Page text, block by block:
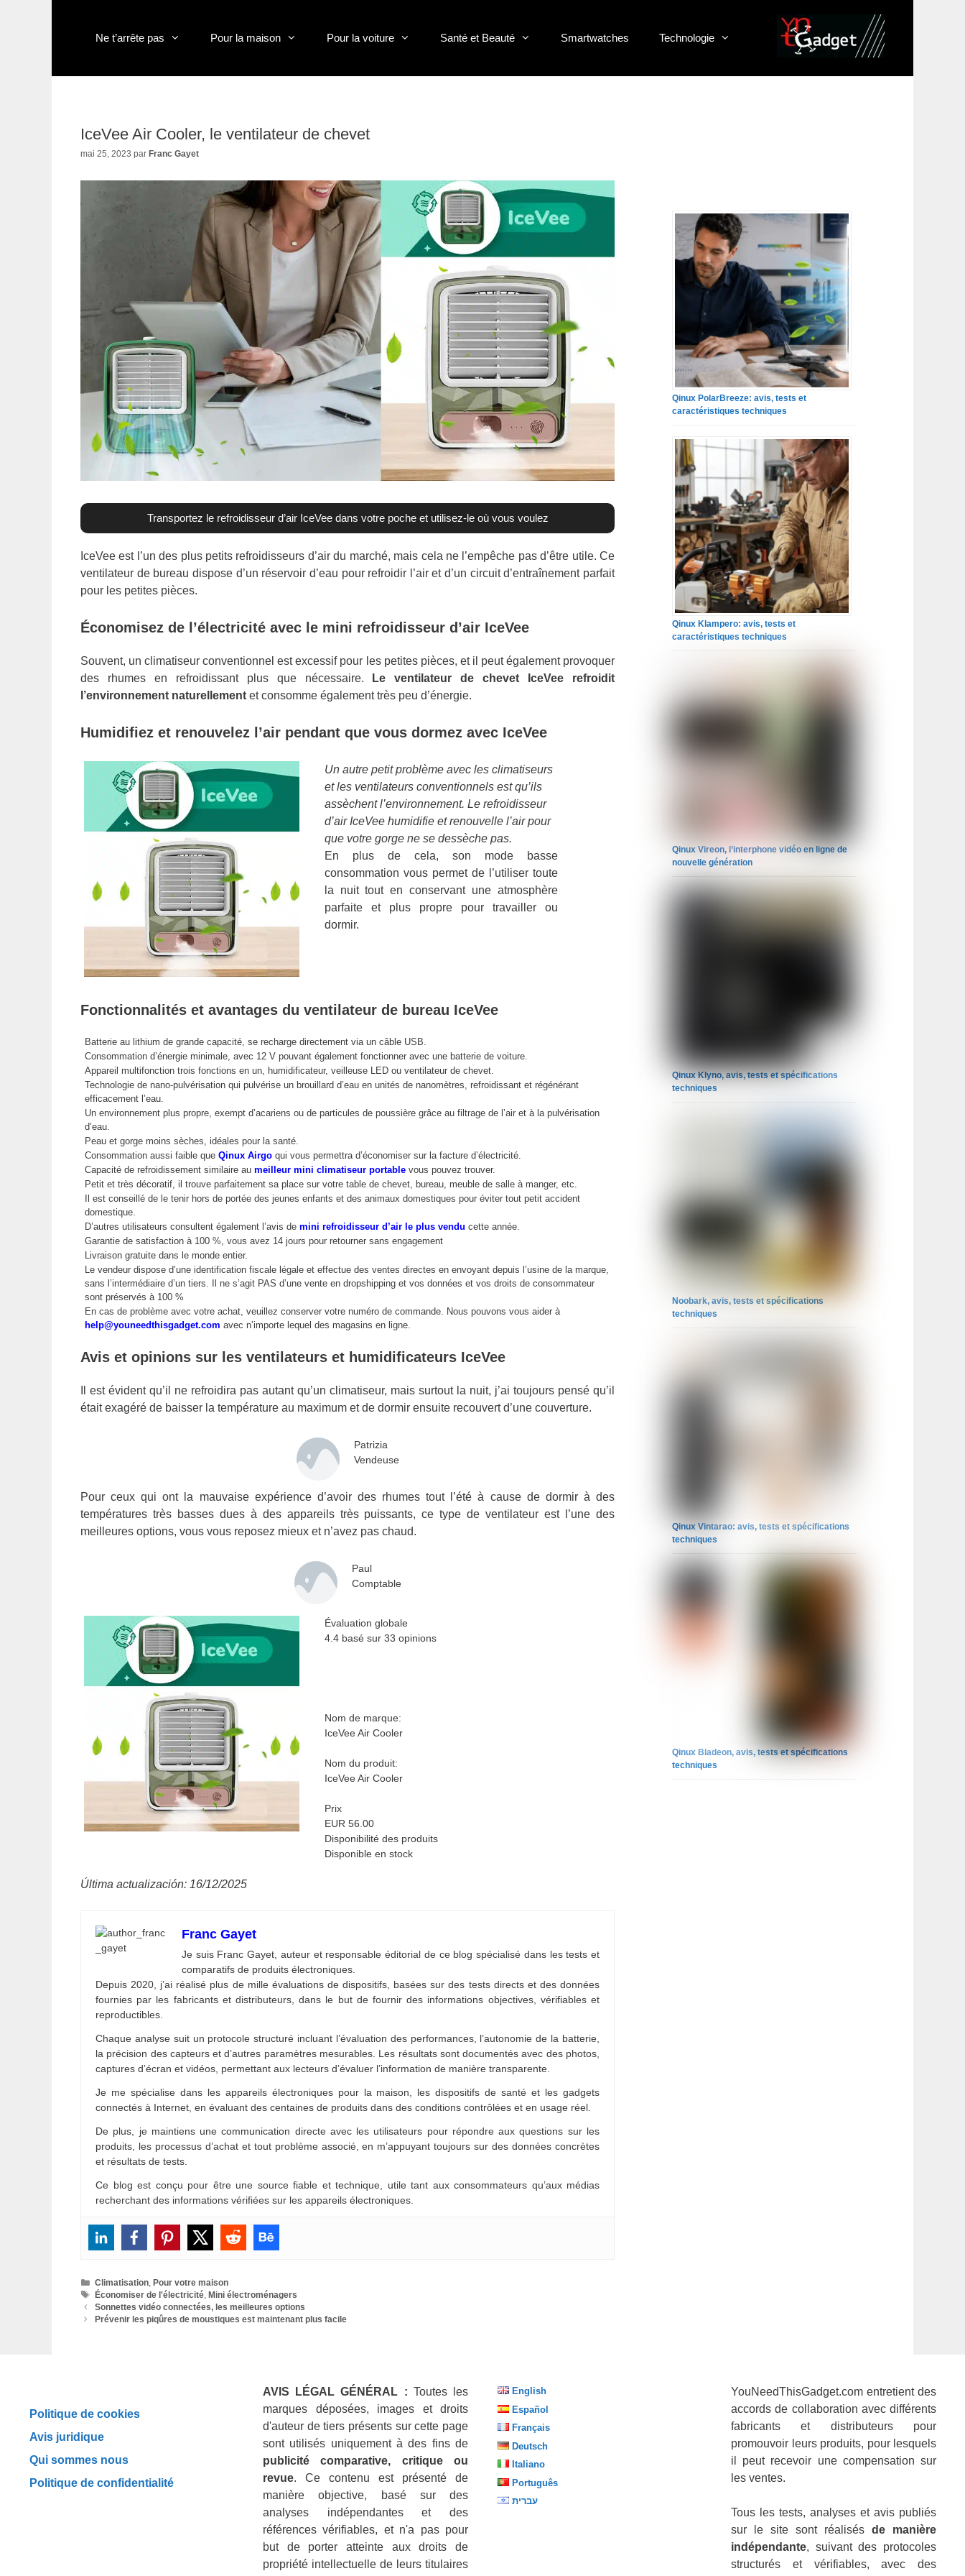
Ne t’arrête pas Pour la maison Pour la voiture Santé et Beauté Smartwatches Technologie
IceVee Air Cooler, le ventilateur de chevet
mai 25, 2023 par Franc Gayet
Transportez le refroidisseur d’air IceVee dans votre poche et utilisez-le où vous voulez
IceVee est l’un des plus petits refroidisseurs d’air du marché, mais cela ne l’empêche pas d’être utile. Ce
ventilateur de bureau dispose d’un réservoir d’eau pour refroidir l’air et d’un circuit d’entraînement parfait
pour les petites pièces.
Économisez de l’électricité avec le mini refroidisseur d’air IceVee
Souvent, un climatiseur conventionnel est excessif pour les petites pièces, et il peut également provoquer
des rhumes en refroidissant plus que nécessaire.
Le ventilateur de chevet IceVee refroidit
l’environnement naturellement et consomme également très peu d’énergie.
Humidifiez et renouvelez l’air pendant que vous dormez avec IceVee
Un autre petit problème avec les climatiseurs
et les ventilateurs conventionnels est qu’ils
assèchent l’environnement. Le refroidisseur
d’air IceVee humidifie et renouvelle l’air pour
que votre gorge ne se dessèche pas.
En plus de cela, son mode basse
consommation vous permet de l’utiliser toute
la nuit tout en conservant une atmosphère
parfaite et plus propre pour travailler ou
dormir.
Fonctionnalités et avantages du ventilateur de bureau IceVee
Batterie au lithium de grande capacité, se recharge directement via un câble USB.
Consommation d’énergie minimale, avec 12 V pouvant également fonctionner avec une batterie de voiture.
Appareil multifonction trois fonctions en un, humidificateur, veilleuse LED ou ventilateur de chevet.
Technologie de nano-pulvérisation qui pulvérise un brouillard d’eau en unités de nanomètres, refroidissant et régénérant
efficacement l’eau.
Un environnement plus propre, exempt d’acariens ou de particules de poussière grâce au filtrage de l’air et à la pulvérisation
d’eau.
Peau et gorge moins sèches, idéales pour la santé.
Consommation aussi faible que Qinux Airgo qui vous permettra d’économiser sur la facture d’électricité.
Capacité de refroidissement similaire au meilleur mini climatiseur portable vous pouvez trouver.
Petit et très décoratif, il trouve parfaitement sa place sur votre table de chevet, bureau, meuble de salle à manger, etc.
Il est conseillé de le tenir hors de portée des jeunes enfants et des animaux domestiques pour éviter tout petit accident
domestique.
D’autres utilisateurs consultent également l’avis de mini refroidisseur d’air le plus vendu cette année.
Garantie de satisfaction à 100 %, vous avez 14 jours pour retourner sans engagement
Livraison gratuite dans le monde entier.
Le vendeur dispose d’une identification fiscale légale et effectue des ventes directes en envoyant depuis l’usine de la marque,
sans l’intermédiaire d’un tiers. Il ne s’agit PAS d’une vente en dropshipping et vos données et vos droits de consommateur
sont préservés à 100 %
En cas de problème avec votre achat, veuillez conserver votre numéro de commande. Nous pouvons vous aider à
help@youneedthisgadget.com avec n’importe lequel des magasins en ligne.
Avis et opinions sur les ventilateurs et humidificateurs IceVee
Il est évident qu’il ne refroidira pas autant qu’un climatiseur, mais surtout la nuit, j’ai toujours pensé qu’il
était exagéré de baisser la température au maximum et de dormir ensuite recouvert d’une couverture.
Patrizia
Vendeuse
Pour ceux qui ont la mauvaise expérience d’avoir des rhumes tout l’été à cause de dormir à des
températures très basses dues à des appareils très puissants, ce type de ventilateur est l’une des
meilleures options, vous vous reposez mieux et n’avez pas chaud.
Paul
Comptable
Évaluation globale
4.4 basé sur 33 opinions
Nom de marque:
IceVee Air Cooler
Nom du produit:
IceVee Air Cooler
Prix
EUR 56.00
Disponibilité des produits
Disponible en stock
Última actualización: 16/12/2025
Franc Gayet
Je suis Franc Gayet, auteur et responsable éditorial de ce blog spécialisé dans les tests et
comparatifs de produits électroniques.
Depuis 2020, j’ai réalisé plus de mille évaluations de dispositifs, basées sur des tests directs et des données
fournies par les fabricants et distributeurs, dans le but de fournir des informations objectives, vérifiables et
reproductibles.
Chaque analyse suit un protocole structuré incluant l’évaluation des performances, l’autonomie de la batterie,
la précision des capteurs et d’autres paramètres mesurables. Les résultats sont documentés avec des photos,
captures d’écran et vidéos, permettant aux lecteurs d’évaluer l’information de manière transparente.
Je me spécialise dans les appareils électroniques pour la maison, les dispositifs de santé et les gadgets
connectés à Internet, en évaluant des centaines de produits dans des conditions contrôlées et en usage réel.
De plus, je maintiens une communication directe avec les utilisateurs pour répondre aux questions sur les
produits, les processus d’achat et tout problème associé, en m’appuyant toujours sur des données concrètes
et résultats de tests.
Ce blog est conçu pour être une source fiable et technique, utile tant aux consommateurs qu’aux médias
recherchant des informations vérifiées sur les appareils électroniques.
Catégories
Climatisation, Pour votre maison
Étiquettes
Économiser de l'électricité, Mini électroménagers
Sonnettes vidéo connectées, les meilleures options
Prévenir les piqûres de moustiques est maintenant plus facile
Qinux PolarBreeze: avis, tests et
caractéristiques techniques
Qinux Klampero: avis, tests et
caractéristiques techniques
Qinux Vireon, l’interphone vidéo en ligne de
nouvelle génération
Qinux Klyno, avis, tests et spécifications
techniques
Noobark, avis, tests et spécifications
techniques
Qinux Vintarao: avis, tests et spécifications
techniques
Qinux Bladeon, avis, tests et spécifications
techniques
Politique de cookies
Avis juridique
Qui sommes nous
Politique de confidentialité
AVIS LÉGAL GÉNÉRAL : Toutes les
marques déposées, images et droits
d'auteur de tiers présents sur cette page
sont utilisés uniquement à des fins de
publicité comparative, critique ou
revue. Ce contenu est présenté de
manière objective, basé sur des
analyses indépendantes et des
références vérifiables, et n'a pas pour
but de porter atteinte aux droits de
propriété intellectuelle de leurs titulaires
English
Español
Français
Deutsch
Italiano
Português
עברית
YouNeedThisGadget.com entretient des
accords de collaboration avec différents
fabricants et distributeurs pour
promouvoir leurs produits, pour lesquels
il peut recevoir une compensation sur
les ventes.
Tous les tests, analyses et avis publiés
sur le site sont réalisés de manière
indépendante, suivant des protocoles
structurés et vérifiables, avec des